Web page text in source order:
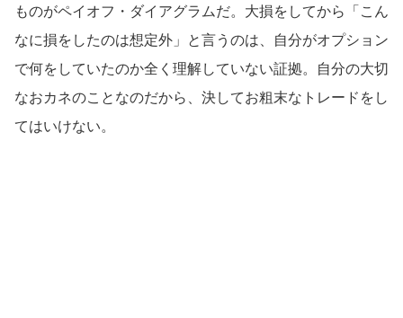
ものがペイオフ・ダイアグラムだ。大損をしてから「こん
なに損をしたのは想定外」と言うのは、自分がオプション
で何をしていたのか全く理解していない証拠。自分の大切
なおカネのことなのだから、決してお粗末なトレードをし
てはいけない。